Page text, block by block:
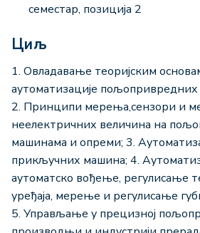
семестар, позиција 2
Циљ
1. Овладавање теоријским
аутоматизације
2. Принципи мерења,сензори и
неелектричних величина на
машинама и опреми; 3.
прикључних машина; 4.
аутоматско вођење, регулисање
уређаја, мерење и регулисање
5. Управљање у прецизној